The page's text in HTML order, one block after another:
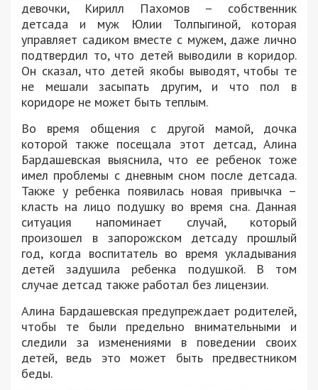
девочки, Кирилл Пахомов – собственник
детсада и муж Юлии Толпыгиной, которая
управляет садиком вместе с мужем, даже лично
подтвердил то, что детей выводили в коридор.
Он сказал, что детей якобы выводят, чтобы те
не мешали засыпать другим, и что пол в
коридоре не может быть теплым.
Во время общения с другой мамой, дочка
которой также посещала этот детсад, Алина
Бардашевская выяснила, что ее ребенок тоже
имел проблемы с дневным сном после детсада.
Также у ребенка появилась новая привычка –
класть на лицо подушку во время сна. Данная
ситуация напоминает случай, который
произошел в запорожском детсаду прошлый
год, когда воспитатель во время укладывания
детей задушила ребенка подушкой. В том
случае детсад также работал без лицензии.
Алина Бардашевская предупреждает родителей,
чтобы те были предельно внимательными и
следили за изменениями в поведении своих
детей, ведь это может быть предвестником
беды.